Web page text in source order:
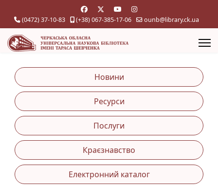
(0472) 37-10-83 (+38) 067-385-17-06 ounb@library.ck.ua
Новини
Ресурси
Послуги
Краєзнавство
Електронний каталог